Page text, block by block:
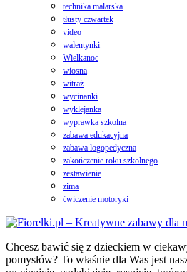
technika malarska
tłusty czwartek
video
walentynki
Wielkanoc
wiosna
witraż
wycinanki
wyklejanka
wyprawka szkolna
zabawa edukacyjna
zabawa logopedyczna
zakończenie roku szkolnego
zestawienie
zima
ćwiczenie motoryki
Chcesz bawić się z dzieckiem w
pomysłów? To właśnie dla Was jest